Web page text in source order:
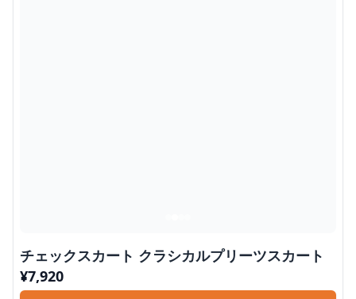
チェックスカート クラシカルプリーツスカート
¥7,920